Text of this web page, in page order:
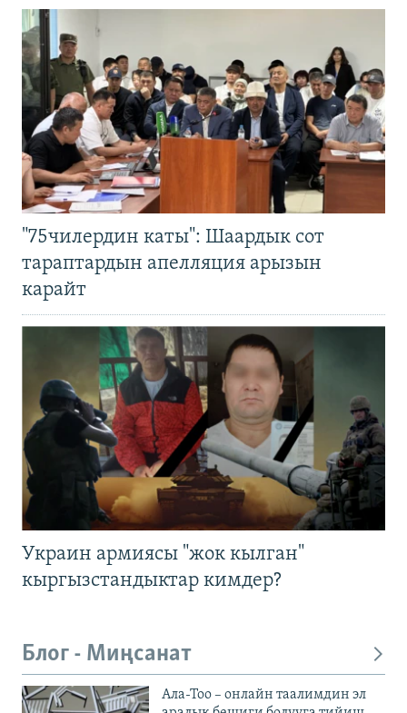
"75чилердин каты": Шаардык сот
тараптардын апелляция арызын
карайт
Украин армиясы "жок кылган"
кыргызстандыктар кимдер?
Блог - Миңсанат
Ала-Тоо – онлайн таалимдин эл